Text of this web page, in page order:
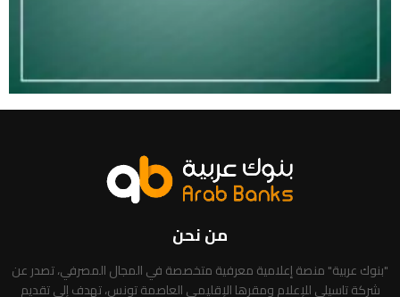
من نحن
"بنوك عربية" منصة إعلامية معرفية متخصصة في المجال المصرفي، تصدر عن
شركة تاسيلي للإعلام ومقرها الإقليمي العاصمة تونس، تهدف إلى تقديم